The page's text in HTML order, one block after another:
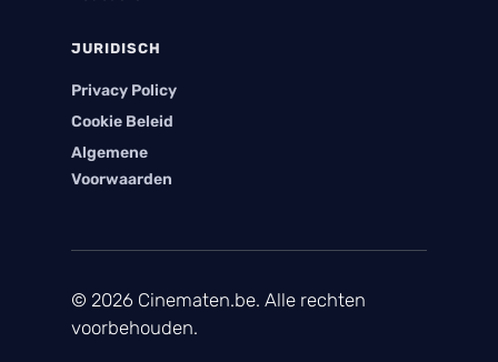
JURIDISCH
Privacy Policy
Cookie Beleid
Algemene
Voorwaarden
© 2026 Cinematen.be. Alle rechten
voorbehouden.